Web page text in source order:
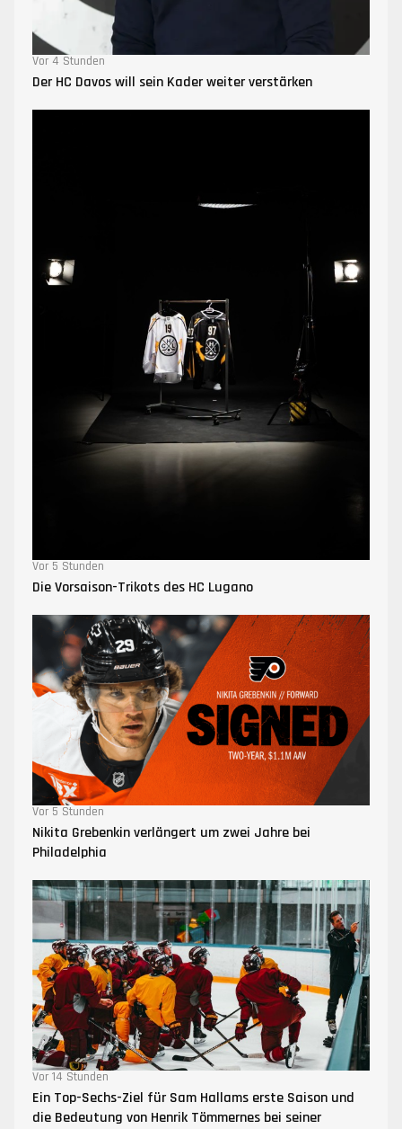
Vor 4 Stunden
Der HC Davos will sein Kader weiter verstärken
Vor 5 Stunden
Die Vorsaison-Trikots des HC Lugano
Vor 5 Stunden
Nikita Grebenkin verlängert um zwei Jahre bei
Philadelphia
Vor 14 Stunden
Ein Top-Sechs-Ziel für Sam Hallams erste Saison und
die Bedeutung von Henrik Tömmernes bei seiner